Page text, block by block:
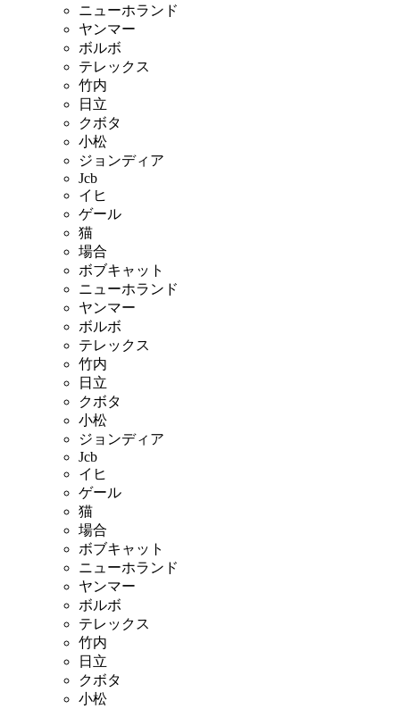
ニューホランド
ヤンマー
ボルボ
テレックス
竹内
日立
クボタ
小松
ジョンディア
Jcb
イヒ
ゲール
猫
場合
ボブキャット
ニューホランド
ヤンマー
ボルボ
テレックス
竹内
日立
クボタ
小松
ジョンディア
Jcb
イヒ
ゲール
猫
場合
ボブキャット
ニューホランド
ヤンマー
ボルボ
テレックス
竹内
日立
クボタ
小松